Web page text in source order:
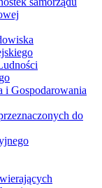
i Gospodarowania
do